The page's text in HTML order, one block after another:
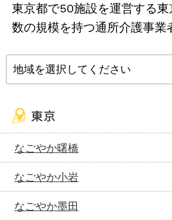
東京都で50施設を運営する
数の規模を持つ通所介護事業
地域を選択してください
なごやか曙橋
なごやか小岩
なごやか墨田